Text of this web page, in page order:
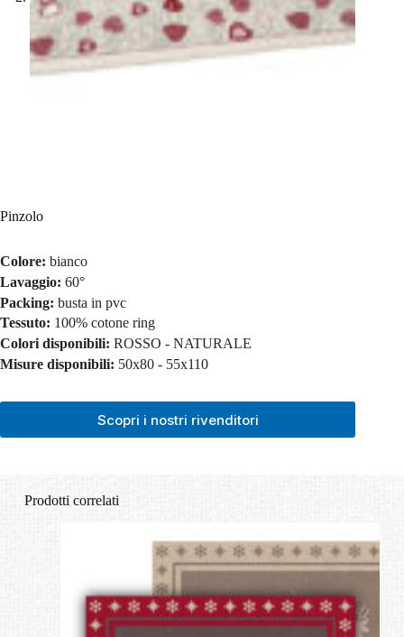
Pinzolo
Colore: bianco
Lavaggio: 60°
Packing: busta in pvc
Tessuto: 100% cotone ring
Colori disponibili: ROSSO - NATURALE
Misure disponibili: 50x80 - 55x110
Scopri i nostri rivenditori
Prodotti correlati